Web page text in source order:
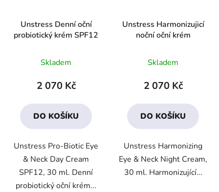
Unstress Denní oční
probiotický krém SPF12
hodnocení
produktu
4,5
z
hvězdiček.
Skladem
2 070 Kč
DO KOŠÍKU
Unstress Pro-Biotic Eye
& Neck Day Cream
SPF12, 30 ml. Denní
probiotický oční krém...
Unstress Harmonizujicí
noční oční krém
hodnocení
produktu
4,4
z
hvězdiček.
Skladem
2 070 Kč
DO KOŠÍKU
Unstress Harmonizing
Eye & Neck Night Cream,
30 ml. Harmonizující...